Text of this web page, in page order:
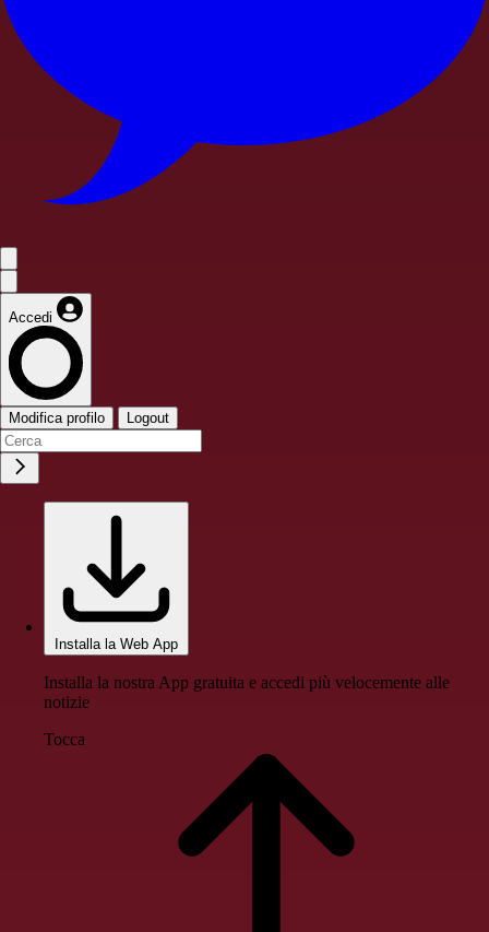
Accedi
Modifica profilo Logout
Installa la Web App
Installa la nostra App gratuita e accedi più velocemente alle
notizie
Tocca